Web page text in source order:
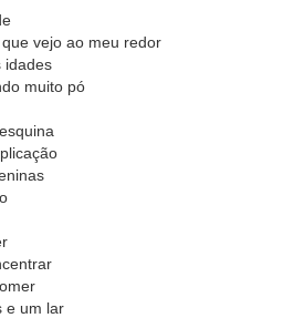
vejo ao meu redor
idades
muito pó
e um lar